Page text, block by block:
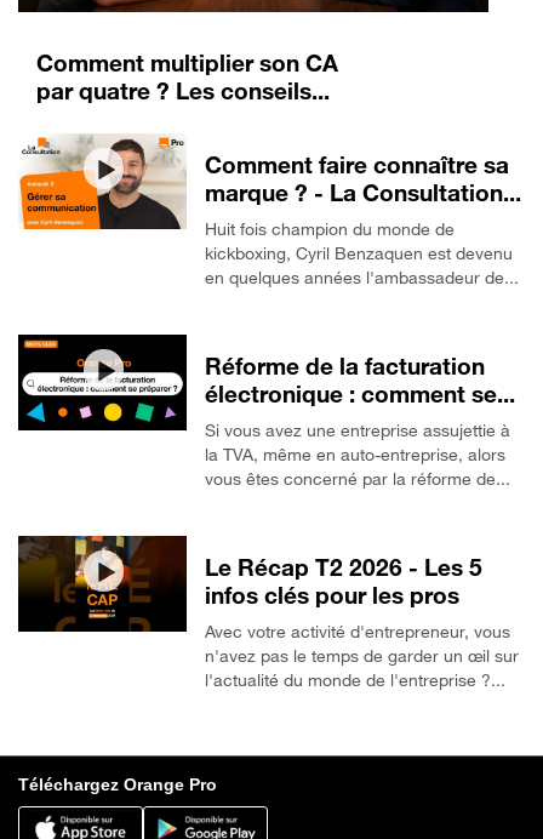
Comment multiplier son CA
par quatre ? Les conseils...
Comment faire connaître sa
marque ? - La Consultation...
Huit fois champion du monde de
kickboxing, Cyril Benzaquen est devenu
en quelques années l'ambassadeur de...
Réforme de la facturation
électronique : comment se...
Si vous avez une entreprise assujettie à
la TVA, même en auto-entreprise, alors
vous êtes concerné par la réforme de...
Le Récap T2 2026 - Les 5
infos clés pour les pros
Avec votre activité d'entrepreneur, vous
n'avez pas le temps de garder un œil sur
l'actualité du monde de l'entreprise ?...
Téléchargez Orange Pro